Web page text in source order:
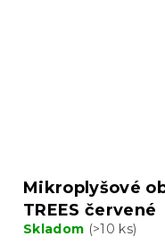
Mikroplyšové
TREES červené
Skladom (>10 ks)